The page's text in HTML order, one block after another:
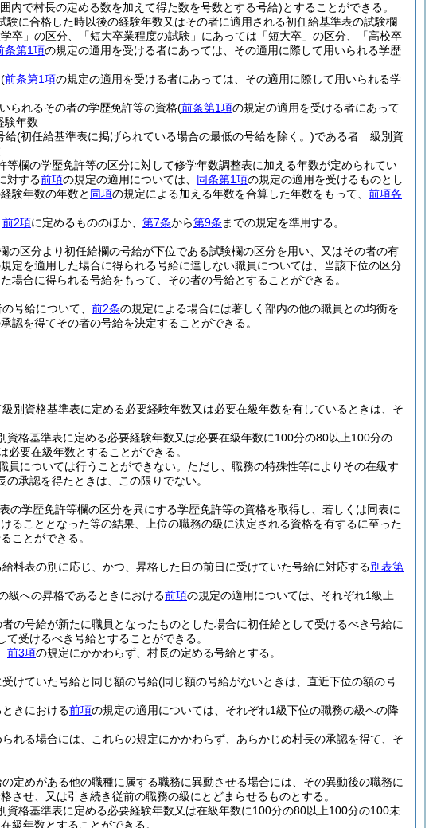
内で村長の定める数を加えて得た数を号数とする号給)とすることができる。
に合格した時以後の経験年数又はその者に適用される初任給基準表の試験欄
卒」の区分、「短大卒業程度の試験」にあっては「短大卒」の区分、「高校卒
条第1項の規定の適用を受ける者にあっては、その適用に際して用いられる学歴
(前条第1項の規定の適用を受ける者にあっては、その適用に際して用いられる学
られるその者の学歴免許等の資格(前条第1項の規定の適用を受ける者にあって
験年数
給(初任給基準表に掲げられている場合の最低の号給を除く。)である者 級別資
欄の学歴免許等の区分に対して修学年数調整表に加える年数が定められてい
対する前項の規定の適用については、 同条第1項の規定の適用を受けるものとし
験年数の年数と 同項の規定による加える年数を合算した年数をもって、 前項各
前2項に定めるもののほか、 第7条から第9条 までの規定を準用する。
区分より初任給欄の号給が下位である試験欄の区分を用い、又はその者の有
定を適用した場合に得られる号給に達しない職員については、当該下位の区分
合に得られる号給をもって、その者の号給とすることができる。
号給について、 前2条の規定による場合には著しく部内の他の職員との均衡を
認を得てその者の号給を決定することができる。
別資格基準表に定める必要経験年数又は必要在級年数を有しているときは、そ
資格基準表に定める必要経験年数又は必要在級年数に100分の80以上100分の
要在級年数とすることができる。
については行うことができない。 ただし、職務の特殊性等によりその在級す
承認を得たときは、この限りでない。
の学歴免許等欄の区分を異にする学歴免許等の資格を取得し、若しくは同表に
ることとなった等の結果、上位の職務の級に決定される資格を有するに至った
ことができる。
料表の別に応じ、かつ、昇格した日の前日に受けていた号給に対応する別表第
級への昇格であるときにおける前項の規定の適用については、それぞれ1級上
の号給が新たに職員となったものとした場合に初任給として受けるべき号給に
受けるべき号給とすることができる。
前3項の規定にかかわらず、村長の定める号給とする。
けていた号給と同じ額の号給(同じ額の号給がないときは、直近下位の額の号
きにおける前項の規定の適用については、それぞれ1級下位の職務の級への降
れる場合には、これらの規定にかかわらず、あらかじめ村長の承認を得て、そ
定めがある他の職種に属する職務に異動させる場合には、その異動後の職務に
せ、又は引き続き従前の職務の級にとどまらせるものとする。
資格基準表に定める必要経験年数又は在級年数に100分の80以上100分の100未
級年数とすることができる。